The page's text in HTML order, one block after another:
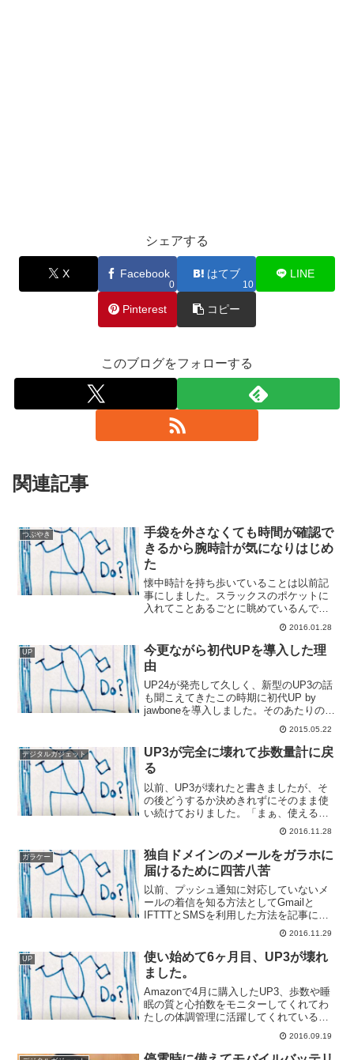
シェアする
X Facebook
0
はてブ
10
LINE
Pinterest コピー
このブログをフォローする
関連記事
つぶやき
手袋を外さなくても時間が確認で
きるから腕時計が気になりはじめ
た
懐中時計を持ち歩いていることは以前記
事にしました。スラックスのポケットに
入れてことあるごとに眺めているんです
けど、これが使いにくくなってきまし
た。寒い季節、手が寒いので手袋するじ
ゃないですか。手袋をしているとポケッ
トに手が入れにくい。懐中時...
2016.01.28
UP
今更ながら初代UPを導入した理
由
UP24が発売して久しく、新型のUP3の話
も聞こえてきたこの時期に初代UP by
jawboneを導入しました。そのあたりの理
由をまとめておきたいと思います。質の
良い眠りが欲しかったから仕事で忙し
く、朝起きたら疲れている状態が続いて
いました...
2015.05.22
デジタルガジェット
UP3が完全に壊れて歩数量計に戻
る
以前、UP3が壊れたと書きましたが、そ
の後どうするか決めきれずにそのまま使
い続けておりました。「まぁ、使えるか
らいいか」って感じに問題を先送りして
いたら、とうとうUP3のバンドがが切断
してしまいました。想像できる結末です
ね。バンドが切れても...
2016.11.28
ガラケー
独自ドメインのメールをガラホに
届けるために四苦八苦
以前、プッシュ通知に対応していないメ
ールの着信を知る方法としてGmailと
IFTTTとSMSを利用した方法を記事にし
ました。独自ドメインのメールアドレス
への着信をその方法でガラホへ通知して
いたのですけど、どうも通知してくれな
いことがある。し...
2016.11.29
UP
使い始めて6ヶ月目、UP3が壊れ
ました。
Amazonで4月に購入したUP3、歩数や睡
眠の質と心拍数をモニターしてくれてわ
たしの体調管理に活躍してくれているん
ですが、早くもこわれてしまいました。
バンドが切れるバンドの留め具の付け根
からばっさり切れてしまいました。この
2016.09.19